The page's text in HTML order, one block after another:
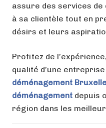
assure des services de
à sa clientèle tout en
désirs et leurs
Profitez de
qualité d’une
déménagement
déménagement depuis
région dans les